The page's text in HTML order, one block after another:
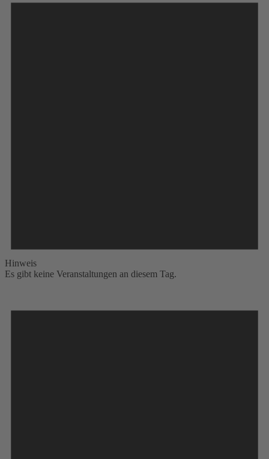
Hinweis
Es gibt keine Veranstaltungen an diesem Tag.